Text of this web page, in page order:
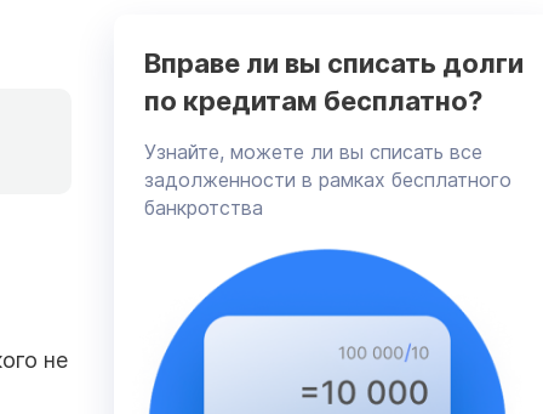
не
Вправе ли вы списать долги
по кредитам бесплатно?
Узнайте, можете ли вы списать все
задолженности в рамках бесплатного
банкротства